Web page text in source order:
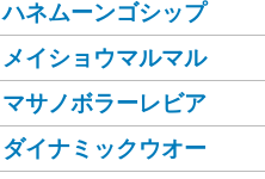
ハネムーンゴシップ
メイショウマルマル
マサノボラーレビア
ダイナミックウオー